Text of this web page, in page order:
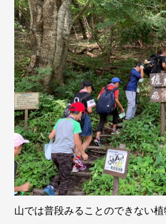
山では普段みることのできない